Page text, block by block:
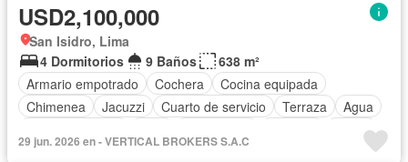
USD2,100,000
San Isidro, Lima
4 Dormitorios
9 Baños
638 m²
Armario empotrado
Cochera
Cocina equipada
Chimenea
Jacuzzi Cuarto de servicio Terraza
Agua
Jardín
Barbacoa
Gimnasio Biblioteca Seguridad
29 jun. 2026 en - VERTICAL BROKERS S.A.C